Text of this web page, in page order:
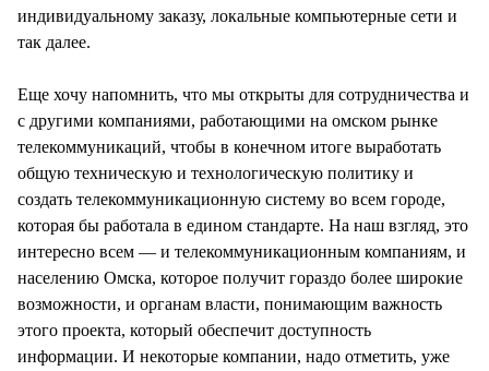
индивидуальному заказу, локальные компьютерные сети и
так далее.
Еще хочу напомнить, что мы открыты для сотрудничества и
с другими компаниями, работающими на омском рынке
телекоммуникаций, чтобы в конечном итоге выработать
общую техническую и технологическую политику и
создать телекоммуникационную систему во всем городе,
которая бы работала в едином стандарте. На наш взгляд, это
интересно всем — и телекоммуникационным компаниям, и
населению Омска, которое получит гораздо более широкие
возможности, и органам власти, понимающим важность
этого проекта, который обеспечит доступность
информации. И некоторые компании, надо отметить, уже